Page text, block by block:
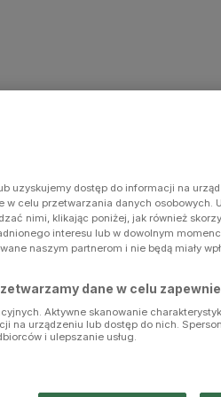
uzyskujemy dostęp do informacji na
w celu przetwarzania danych osobowych.
nimi, klikając poniżej, jak również
interesu lub w dowolnym
naszym partnerom i nie będą miały
dane w celu
Aktywne skanowanie
na urządzeniu lub dostęp do nich.
i ulepszanie usług.